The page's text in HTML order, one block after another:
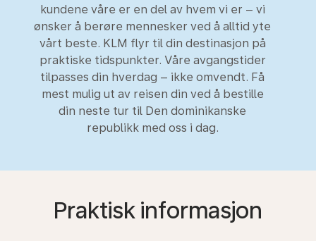
kundene våre er en del av hvem vi er – vi
ønsker å berøre mennesker ved å alltid yte
vårt beste. KLM flyr til din destinasjon på
praktiske tidspunkter. Våre avgangstider
tilpasses din hverdag – ikke omvendt. Få
mest mulig ut av reisen din ved å bestille
din neste tur til Den dominikanske
republikk med oss i dag.
Praktisk informasjon